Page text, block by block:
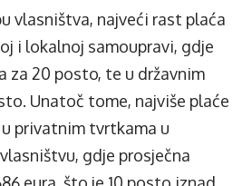
vlasništva, najveći rast plaća
i lokalnoj samoupravi, gdje
za 20 posto, te u državnim
Unatoč tome, najviše plaće
privatnim tvrtkama u
gdje prosječna